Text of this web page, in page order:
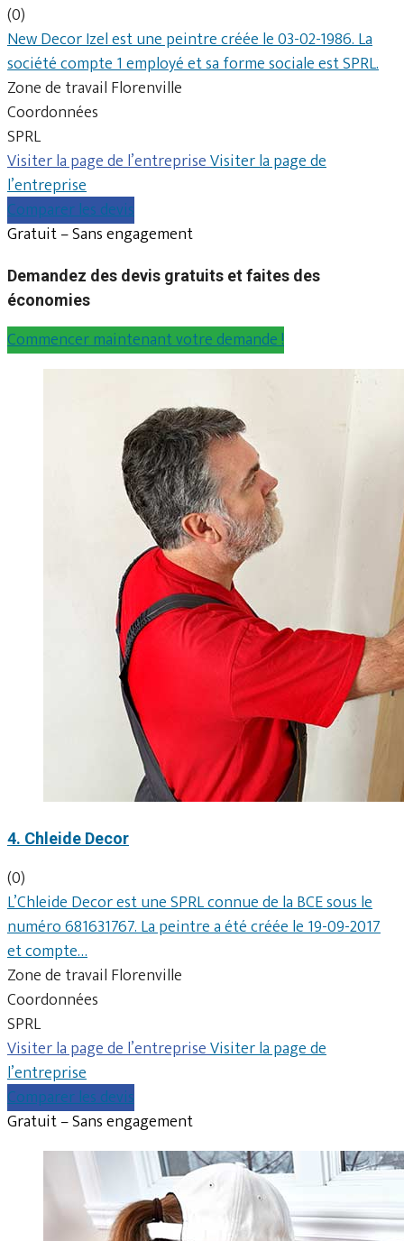
(0)
New Decor Izel est une peintre créée le 03-02-1986. La
société compte 1 employé et sa forme sociale est SPRL.
Zone de travail Florenville
Coordonnées
SPRL
Visiter la page de l’entrepriseVisiter la page de
l’entreprise
Comparer les devis
Gratuit – Sans engagement
Demandez des devis gratuits et faites des
économies
Commencer maintenant votre demande !
4. Chleide Decor
(0)
L’Chleide Decor est une SPRL connue de la BCE sous le
numéro 681631767. La peintre a été créée le 19-09-2017
et compte…
Zone de travail Florenville
Coordonnées
SPRL
Visiter la page de l’entrepriseVisiter la page de
l’entreprise
Comparer les devis
Gratuit – Sans engagement